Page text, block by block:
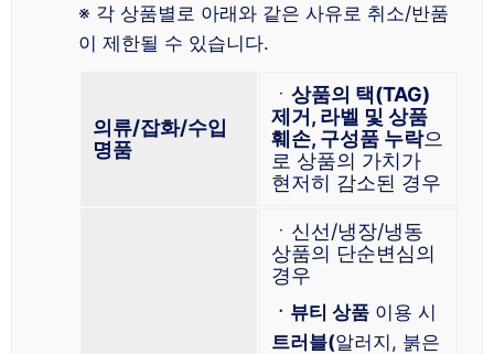
※ 각 상품별로 아래와 같은 사유로 취소/반품
이 제한될 수 있습니다.
의류/잡화/수입
명품
ㆍ 상품의 택(TAG)
제거, 라벨 및 상품
훼손, 구성품 누락으
로 상품의 가치가
현저히 감소된 경우
ㆍ신선/냉장/냉동
상품의 단순변심의
경우
ㆍ뷰티 상품 이용 시
트러블(알러지, 붉은